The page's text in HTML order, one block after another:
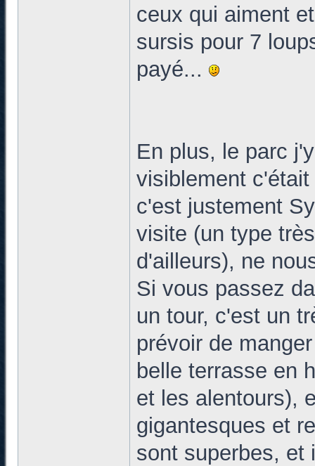
ceux qui aiment
sursis pour 7
payé...
En plus, le parc
visiblement
c'est justement
visite (un type
d'ailleurs), ne
Si vous passez
un tour, c'est un
prévoir de
belle terrasse en
et les alentours),
gigantesques et
sont superbes, et